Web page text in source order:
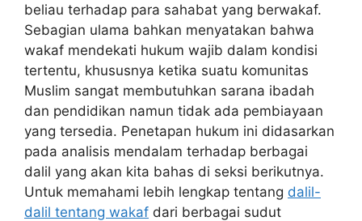
beliau terhadap para sahabat yang berwakaf.
Sebagian ulama bahkan menyatakan bahwa
wakaf mendekati hukum wajib dalam kondisi
tertentu, khususnya ketika suatu komunitas
Muslim sangat membutuhkan sarana ibadah
dan pendidikan namun tidak ada pembiayaan
yang tersedia. Penetapan hukum ini didasarkan
pada analisis mendalam terhadap berbagai
dalil yang akan kita bahas di seksi berikutnya.
Untuk memahami lebih lengkap tentang dalil-
dalil tentang wakaf dari berbagai sudut